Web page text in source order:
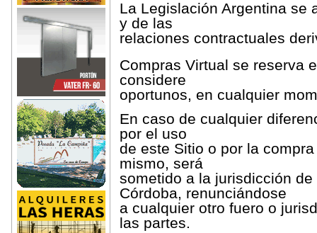
La Legislación Argentina se
y de las
relaciones contractuales
Compras Virtual se reserva
considere
oportunos, en cualquier
En caso de cualquier
por el uso
de este Sitio o por la
mismo, será
sometido a la jurisdicción
Córdoba, renunciándose
a cualquier otro fuero o
las partes.